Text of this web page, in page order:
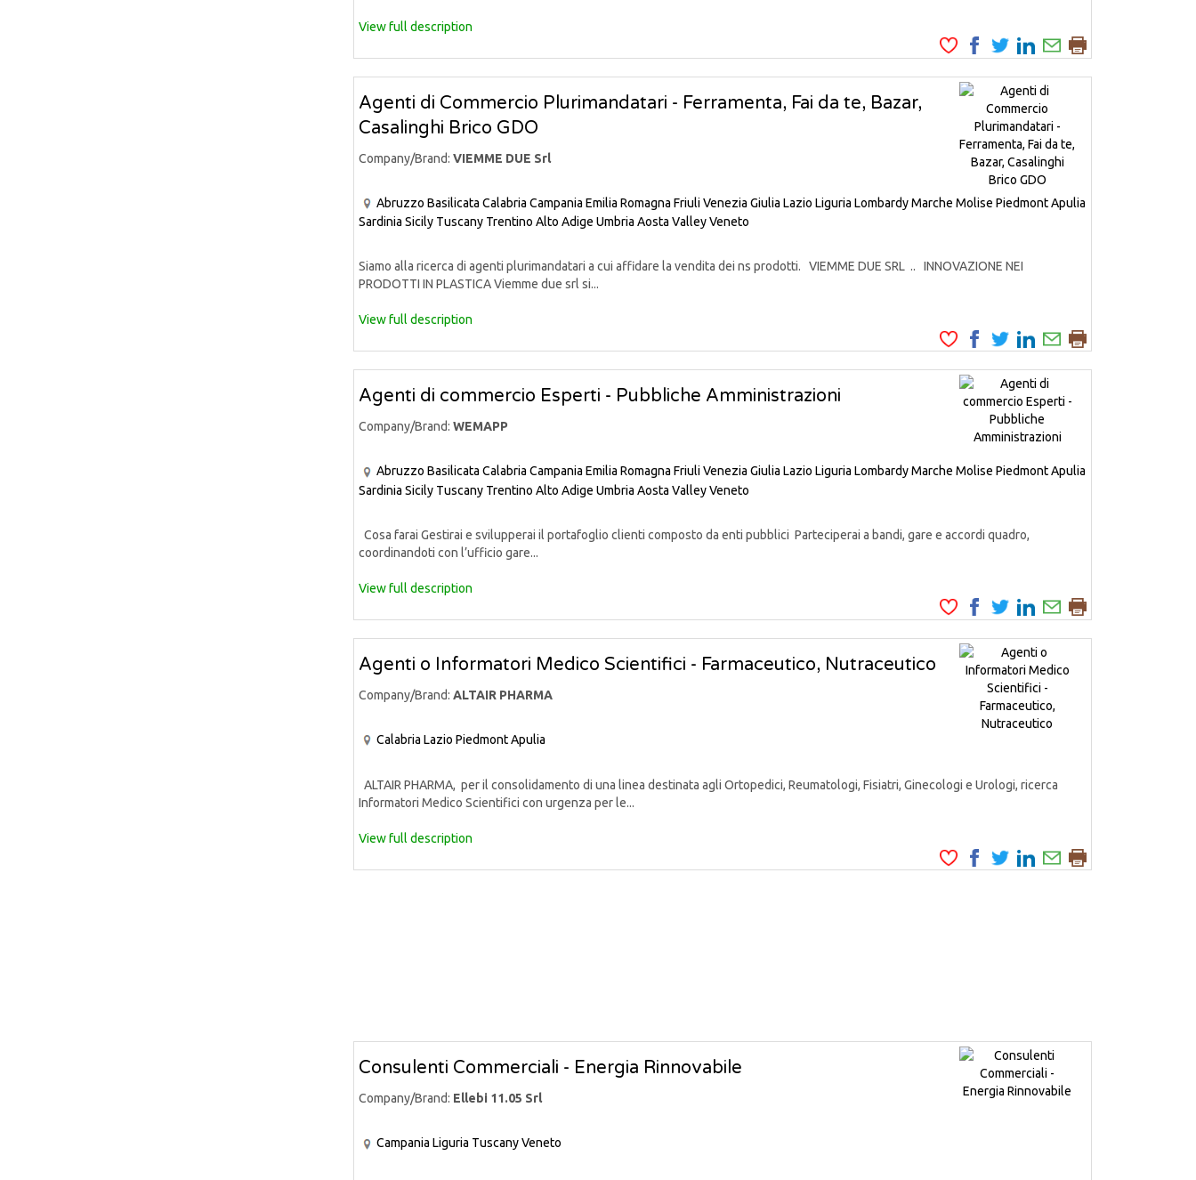
View full description
Agenti di Commercio Plurimandatari - Ferramenta, Fai da te, Bazar,
Casalinghi Brico GDO
Company/Brand: VIEMME DUE Srl
Abruzzo Basilicata Calabria Campania Emilia Romagna Friuli Venezia Giulia Lazio Liguria LombardyMarche Molise PiedmontApulia
Sardinia Sicily Tuscany Trentino Alto Adige Umbria Aosta ValleyVeneto
Siamo alla ricerca di agenti plurimandatari a cui affidare la vendita dei ns prodotti. VIEMME DUE SRL .. INNOVAZIONE NEI
PRODOTTI IN PLASTICA Viemme due srl si...
View full description
Agenti di commercio Esperti - Pubbliche Amministrazioni
Company/Brand: WEMAPP
Abruzzo Basilicata Calabria Campania Emilia Romagna Friuli Venezia Giulia Lazio Liguria LombardyMarche Molise PiedmontApulia
Sardinia Sicily Tuscany Trentino Alto Adige Umbria Aosta ValleyVeneto
Cosa farai Gestirai e svilupperai il portafoglio clienti composto da enti pubblici Parteciperai a bandi, gare e accordi quadro,
coordinandoti con l’ufficio gare...
View full description
Agenti o Informatori Medico Scientifici - Farmaceutico, Nutraceutico
Company/Brand: ALTAIR PHARMA
Calabria Lazio PiedmontApulia
ALTAIR PHARMA, per il consolidamento di una linea destinata agli Ortopedici, Reumatologi, Fisiatri, Ginecologi e Urologi, ricerca
Informatori Medico Scientifici con urgenza per le...
View full description
Consulenti Commerciali - Energia Rinnovabile
Company/Brand: Ellebi 11.05 Srl
Campania Liguria TuscanyVeneto